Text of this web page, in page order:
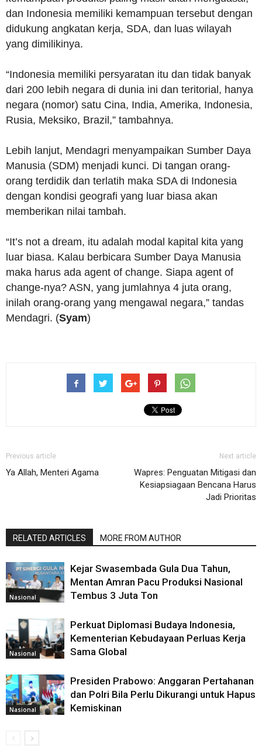
dan Indonesia memiliki kemampuan tersebut dengan
didukung angkatan kerja, SDA, dan luas wilayah
yang dimilikinya.
“Indonesia memiliki persyaratan itu dan tidak banyak
dari 200 lebih negara di dunia ini dan teritorial, hanya
negara (nomor) satu Cina, India, Amerika, Indonesia,
Rusia, Meksiko, Brazil,” tambahnya.
Lebih lanjut, Mendagri menyampaikan Sumber Daya
Manusia (SDM) menjadi kunci. Di tangan orang-
orang terdidik dan terlatih maka SDA di Indonesia
dengan kondisi geografi yang luar biasa akan
memberikan nilai tambah.
“It’s not a dream, itu adalah modal kapital kita yang
luar biasa. Kalau berbicara Sumber Daya Manusia
maka harus ada agent of change. Siapa agent of
change-nya? ASN, yang jumlahnya 4 juta orang,
inilah orang-orang yang mengawal negara,” tandas
Mendagri. (Syam)
Previous article
Ya Allah, Menteri Agama
Next article
Wapres: Penguatan Mitigasi dan
Kesiapsiagaan Bencana Harus
Jadi Prioritas
RELATED ARTICLES MORE FROM AUTHOR
Nasional
Kejar Swasembada Gula Dua Tahun,
Mentan Amran Pacu Produksi Nasional
Tembus 3 Juta Ton
Nasional
Perkuat Diplomasi Budaya Indonesia,
Kementerian Kebudayaan Perluas Kerja
Sama Global
Nasional
Presiden Prabowo: Anggaran Pertahanan
dan Polri Bila Perlu Dikurangi untuk Hapus
Kemiskinan